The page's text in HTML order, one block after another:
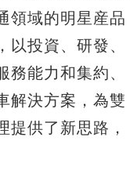
領域的明星産品
投資、研發、
能力和集約、
解決方案，為雙
提供了新思路，